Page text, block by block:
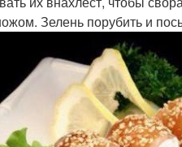
Зелень порубить и